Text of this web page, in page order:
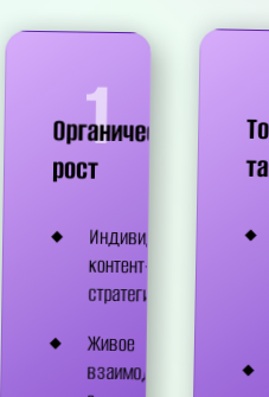
1
Органический
рост
Индивидуальная
контент-
стратегия
Живое
взаимодействие